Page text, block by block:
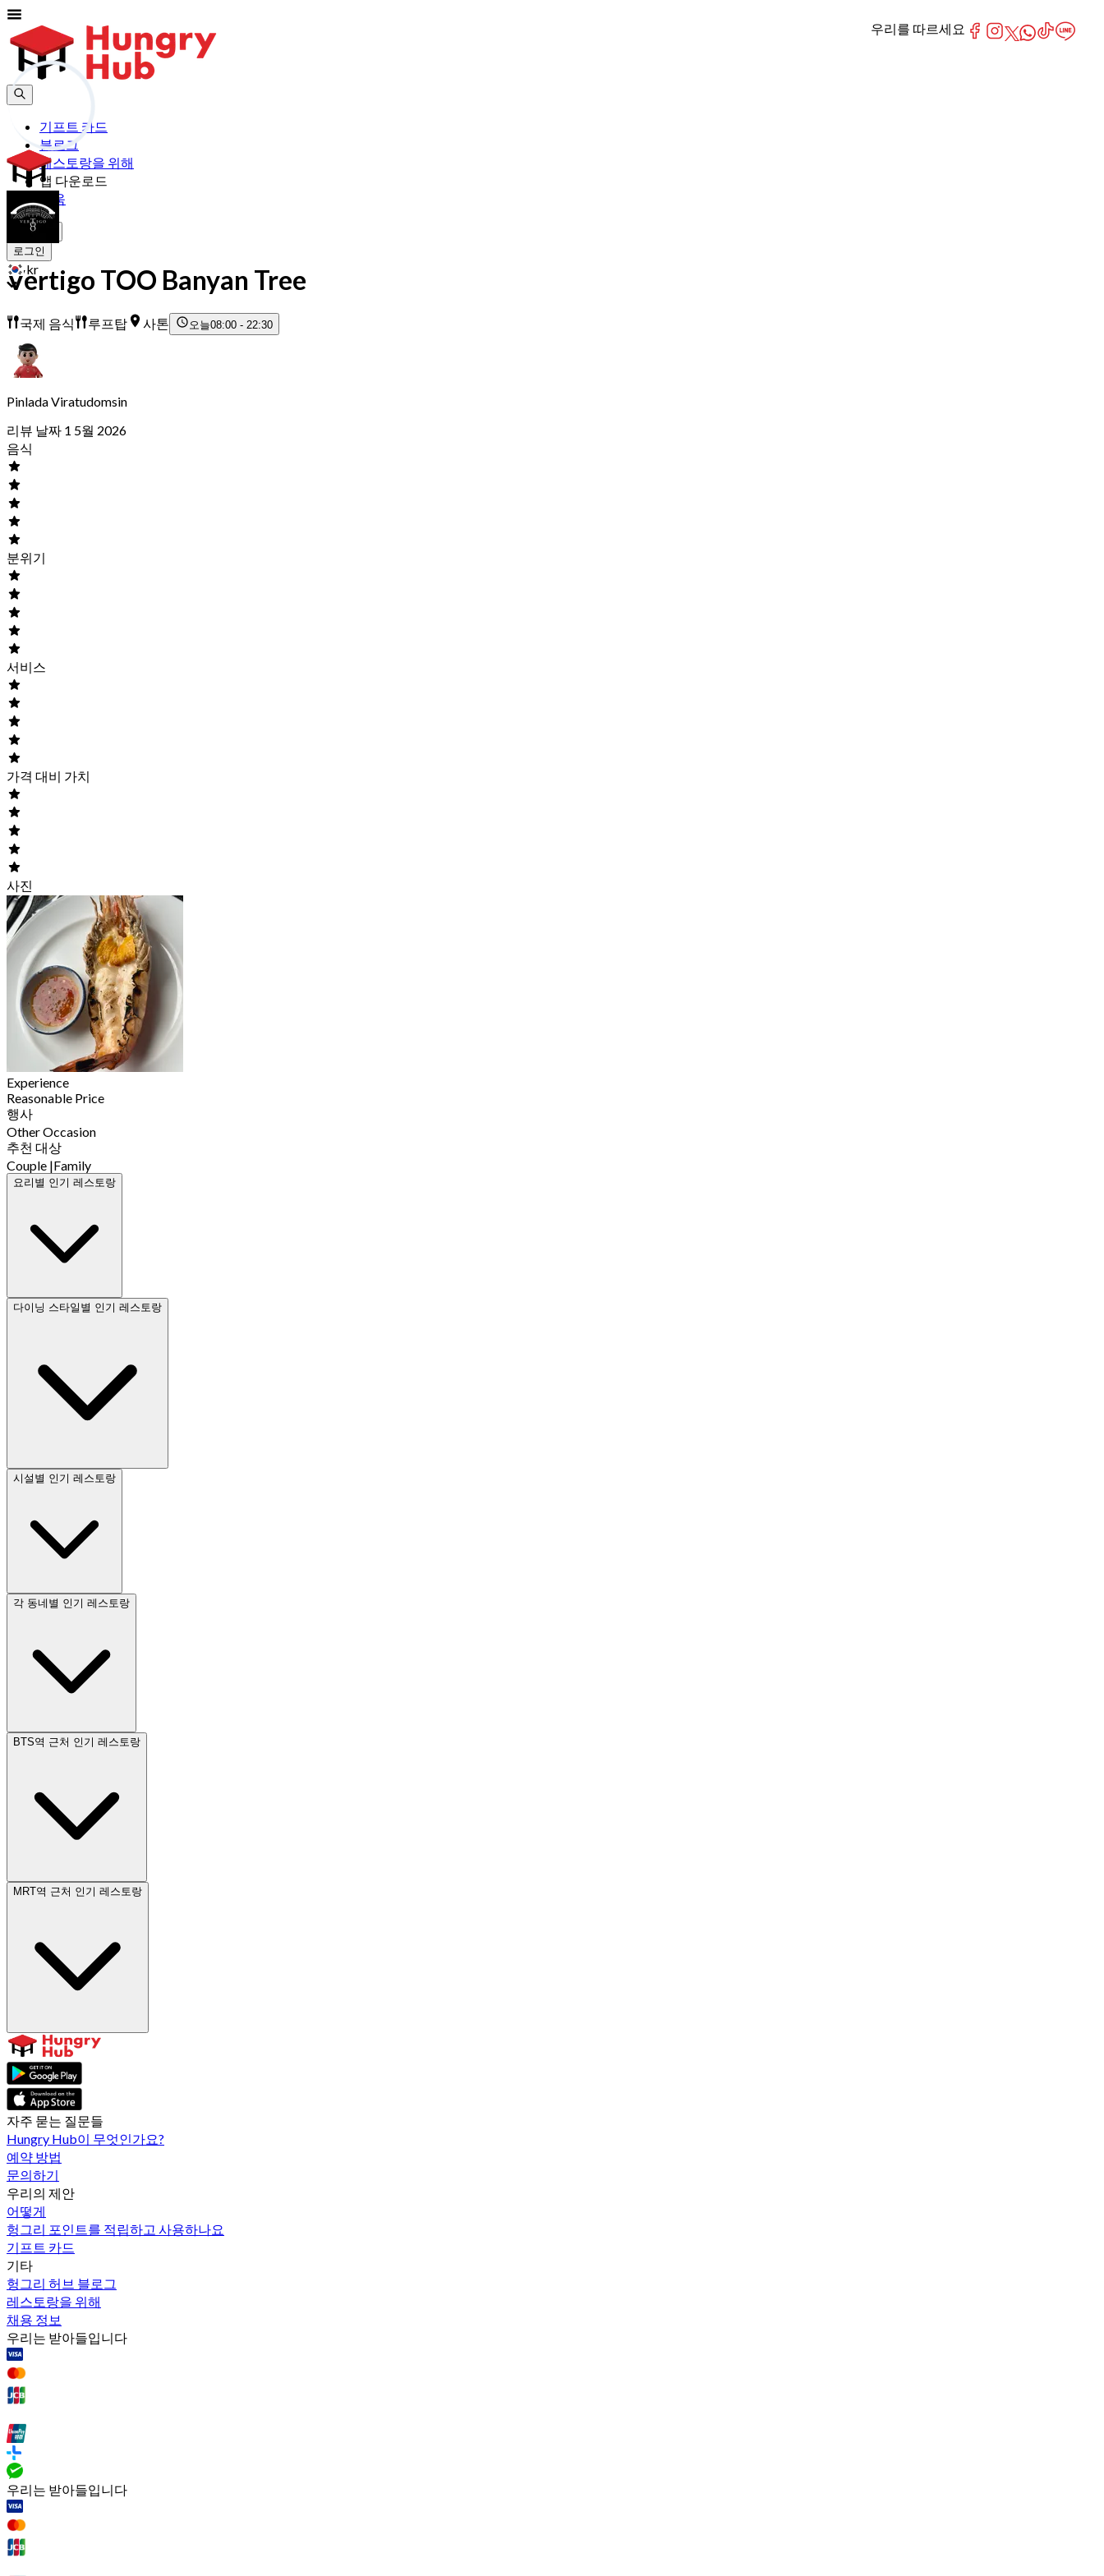
기프트 카드
블로그
레스토랑을 위해
앱 다운로드
도움
가입하기
로그인
kr
Vertigo TOO Banyan Tree
국제 음식 루프탑 사톤 오늘08:00 - 22:30
Pinlada Viratudomsin
리뷰 날짜 1 5월 2026
음식
분위기
서비스
가격 대비 가치
사진
Experience
Reasonable Price
행사
Other Occasion
추천 대상
Couple |Family
요리별 인기 레스토랑
다이닝 스타일별 인기 레스토랑
시설별 인기 레스토랑
각 동네별 인기 레스토랑
BTS역 근처 인기 레스토랑
MRT역 근처 인기 레스토랑
자주 묻는 질문들
Hungry Hub이 무엇인가요?
예약 방법
문의하기
우리의 제안
어떻게
헝그리 포인트를 적립하고 사용하나요
기프트 카드
기타
헝그리 허브 블로그
레스토랑을 위해
채용 정보
우리는 받아들입니다
우리는 받아들입니다
우리를 따르세요